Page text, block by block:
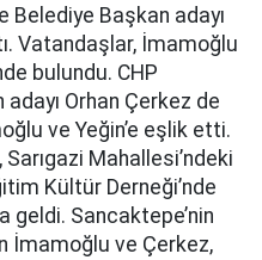
Belediye Başkan adayı
Vatandaşlar, İmamoğlu
bulundu. CHP
Orhan Çerkez de
ve Yeğin’e eşlik etti.
Mahallesi’ndeki
Kültür Derneği’nde
geldi. Sancaktepe’nin
İmamoğlu ve Çerkez,